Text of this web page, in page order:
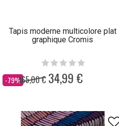
Tapis moderne multicolore plat
graphique Cromis
-79%
Dès 165,00 € 34,99 €